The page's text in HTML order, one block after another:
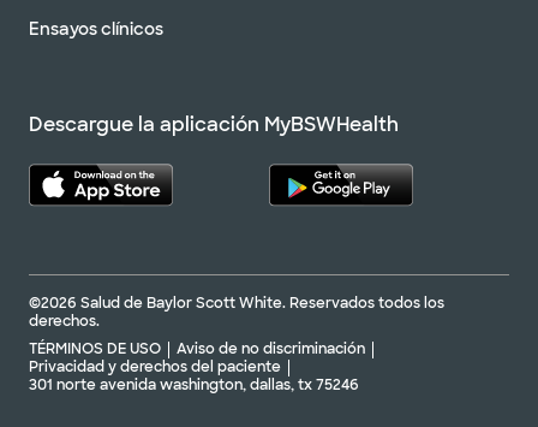
Ensayos clínicos
Descargue la aplicación MyBSWHealth
©2026 Salud de Baylor Scott White. Reservados todos los
derechos.
TÉRMINOS DE USO
Aviso de no discriminación
Privacidad y derechos del paciente
301 norte avenida washington, dallas, tx 75246